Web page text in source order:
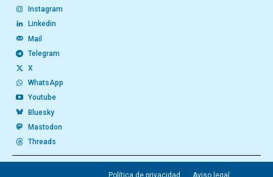
Instagram
Linkedin
Mail
Telegram
X
WhatsApp
Youtube
Bluesky
Mastodon
Threads